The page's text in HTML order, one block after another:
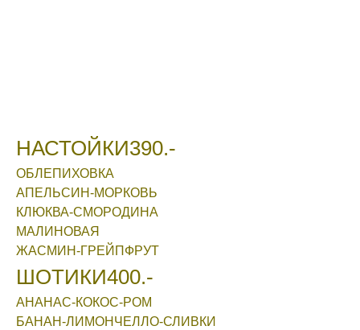
НАСТОЙКИ390.-
ОБЛЕПИХОВКА
АПЕЛЬСИН-МОРКОВЬ
КЛЮКВА-СМОРОДИНА
МАЛИНОВАЯ
ЖАСМИН-ГРЕЙПФРУТ
ШОТИКИ400.-
АНАНАС-КОКОС-РОМ
БАНАН-ЛИМОНЧЕЛЛО-СЛИВКИ